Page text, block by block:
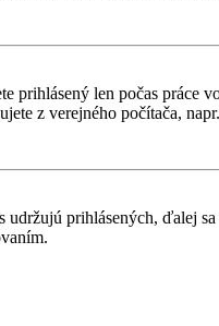
prihlásený len počas práce
z verejného počítača,
prihlásených, ďalej